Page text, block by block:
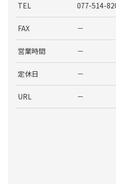
TEL 077-514-
FAX －
営業時間 －
定休日 －
URL －